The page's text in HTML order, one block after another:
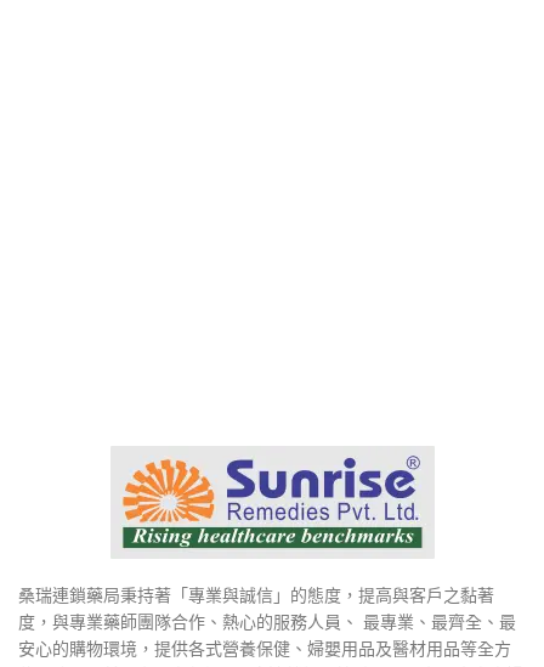
桑瑞連鎖藥局秉持著「專業與誠信」的態度，提高與客戶之黏著
度，與專業藥師團隊合作、熱心的服務人員、 最專業、最齊全、最
安心的購物環境，提供各式營養保健、婦嬰用品及醫材用品等全方